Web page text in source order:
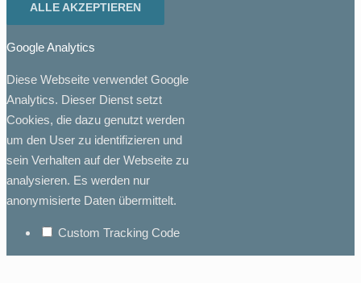
ALLE AKZEPTIEREN
Google Analytics
Diese Webseite verwendet Google
Analytics. Dieser Dienst setzt
Cookies, die dazu genutzt werden
um den User zu identifizieren und
sein Verhalten auf der Webseite zu
analysieren. Es werden nur
anonymisierte Daten übermittelt.
Custom Tracking Code